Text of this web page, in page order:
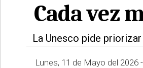
Cada vez
La Unesco pide
Lunes, 11 de Mayo del 2026